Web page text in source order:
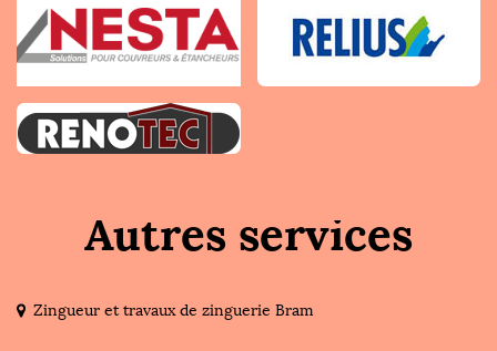
Autres services
Zingueur et travaux de zinguerie Bram